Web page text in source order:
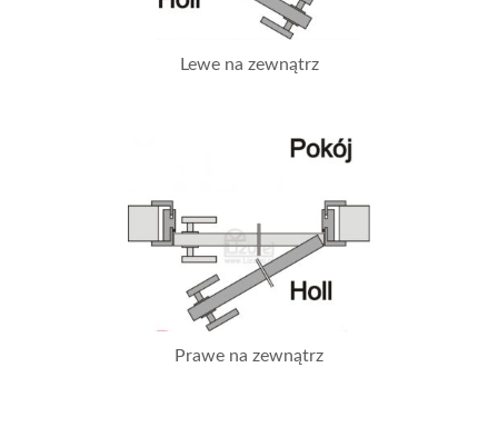
Lewe na zewnątrz
Prawe na zewnątrz